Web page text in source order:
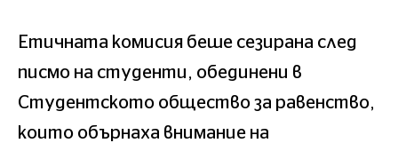
Етичната комисия беше сезирана след
писмо на студенти, обединени в
Студентското общество за равенство,
които обърнаха внимание на